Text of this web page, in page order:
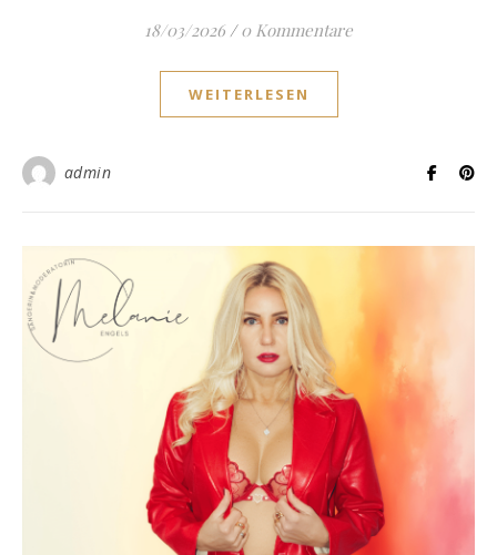
18/03/2026 / 0 Kommentare
WEITERLESEN
admin